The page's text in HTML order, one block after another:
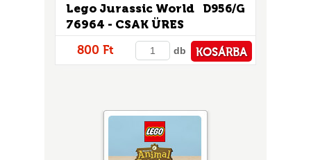
D956/G
Lego Jurassic World
76964 - CSAK ÜRES
800 Ft db KOSÁRBA